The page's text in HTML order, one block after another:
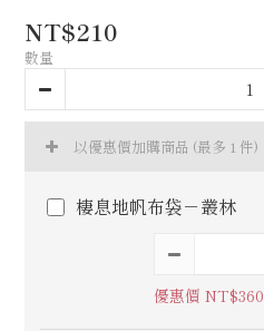
NT$210
數量
以優惠價加購商品 (最多 1 件)
棲息地帆布袋－叢林
優惠價 NT$360